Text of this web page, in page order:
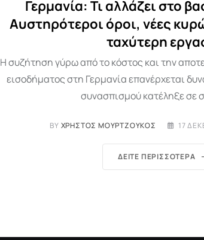
Γερμανία: Τι αλλάζει στο
Αυστηρότεροι όροι, νέες
ταχύτερη
Η συζήτηση γύρω από το κόστος και την
εισοδήματος στη Γερμανία επανέρχεται
συνασπισμού κατέληξε σε
BY ΧΡΉΣΤΟΣ ΜΟΥΡΤΖΟΎΚΟΣ 17
ΔΕΊΤΕ ΠΕΡΙΣΣΌΤΕΡΑ